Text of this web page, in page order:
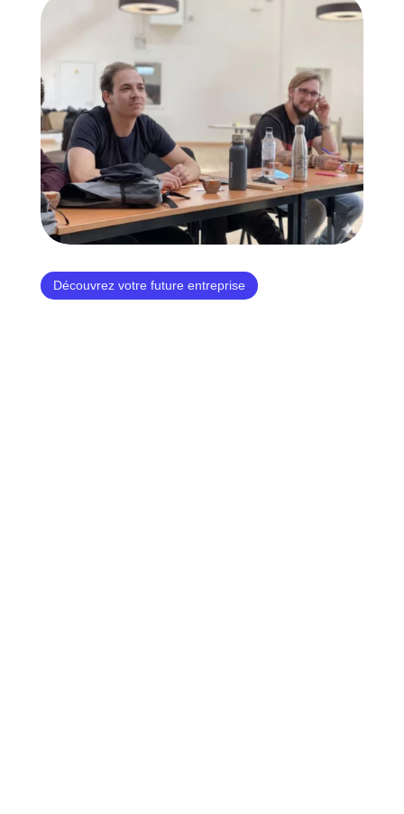
Découvrez votre future entreprise